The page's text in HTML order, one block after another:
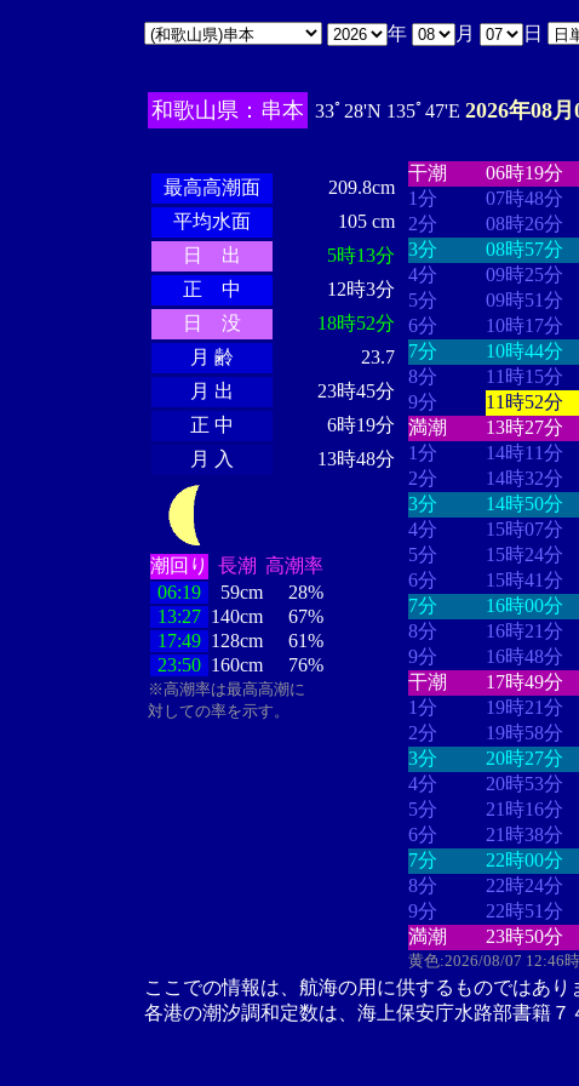
年 月 日
和歌山県：串本 33ﾟ28'N 135ﾟ47'E 2026年08
最高高潮面
209.8cm
平均水面
105 cm
日 出
5時13分
正 中
12時3分
日 没
18時52分
月 齢
23.7
月 出
23時45分
正 中
6時19分
月 入
13時48分
潮回り 長潮 高潮率
06:19
59cm
28%
13:27 140cm
67%
17:49 128cm
61%
23:50 160cm 76%
※高潮率は最高高潮に
対しての率を示す。
干潮
06時19分
1分
07時48分
2分
08時26分
3分
08時57分
4分
09時25分
5分
09時51分
6分
10時17分
7分
10時44分
8分
11時15分
9分
11時52分
満潮
13時27分
1分
14時11分
2分
14時32分
3分
14時50分
4分
15時07分
5分
15時24分
6分
15時41分
7分
16時00分
8分
16時21分
9分
16時48分
干潮
17時49分
1分
19時21分
2分
19時58分
3分
20時27分
4分
20時53分
5分
21時16分
6分
21時38分
7分
22時00分
8分
22時24分
9分
22時51分
満潮
23時50分
黄色:2026/08/07 12:46
ここでの情報は、航海の用に供するものではあ
各港の潮汐調和定数は、海上保安庁水路部書籍